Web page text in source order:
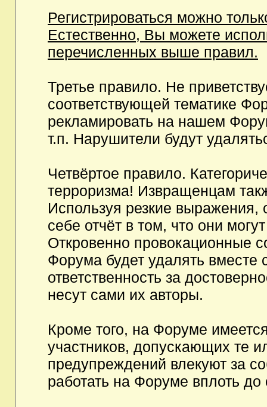
Регистрироваться можно
Естественно, Вы можете
перечисленных выше правил.
Третье правило. Не
соответствующей тематике
рекламировать на нашем
т.п. Нарушители будут
Четвёртое правило.
терроризма! Извращенцам
Используя резкие выражения,
себе отчёт в том, что они
Откровенно провокационные
Форума будет удалять вместе
ответственность за
несут сами их авторы.
Кроме того, на Форуме
участников, допускающих те
предупреждений влекуют за
работать на Форуме вплоть